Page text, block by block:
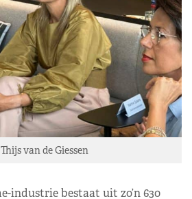
van de Giessen
industrie bestaat uit zo’n 630